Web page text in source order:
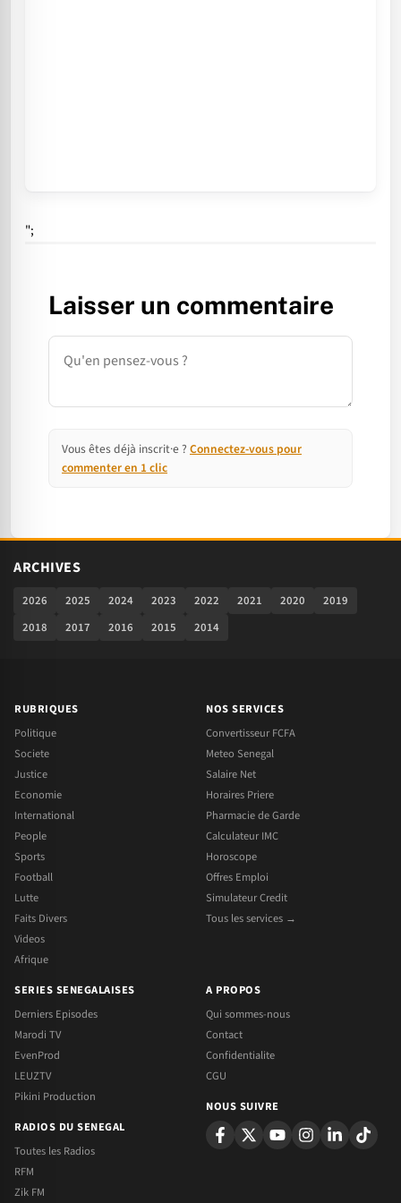
";
Laisser un commentaire
Commentaire
Vous êtes déjà inscrit·e ? Connectez-vous pour
commenter en 1 clic
ARCHIVES
2026 2025 2024 2023 2022 2021 2020
2019
2018
2017 2016 2015 2014
RUBRIQUES
Politique
Societe
Justice
Economie
International
People
Sports
Football
Lutte
Faits Divers
Videos
Afrique
NOS SERVICES
Convertisseur FCFA
Meteo Senegal
Salaire Net
Horaires Priere
Pharmacie de Garde
Calculateur IMC
Horoscope
Offres Emploi
Simulateur Credit
Tous les services →
SERIES SENEGALAISES
Derniers Episodes
Marodi TV
EvenProd
LEUZTV
Pikini Production
RADIOS DU SENEGAL
Toutes les Radios
RFM
Zik FM
A PROPOS
Qui sommes-nous
Contact
Confidentialite
CGU
NOUS SUIVRE